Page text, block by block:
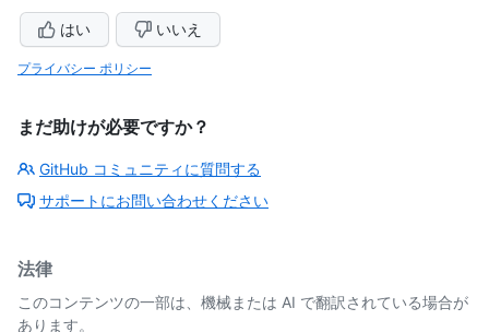
はい いいえ
プライバシー ポリシー
まだ助けが必要ですか？
GitHub コミュニティに質問する
サポートにお問い合わせください
法律
このコンテンツの一部は、機械または AI で翻訳されている場合が
あります。